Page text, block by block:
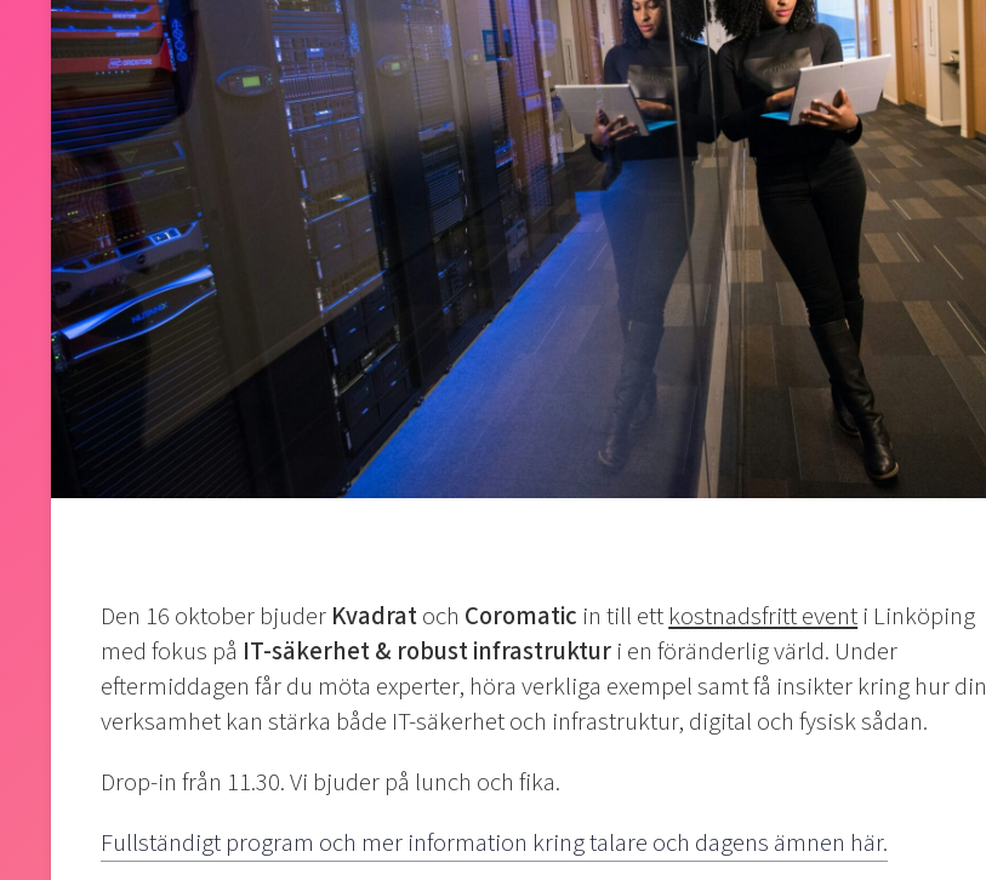
Den 16 oktober bjuder Kvadratoch Coromatic in till ett kostnadsfritt event i Linköping
med fokus på IT-säkerhet & robust infrastruktur i en föränderlig värld. Under
eftermiddagen får du möta experter, höra verkliga exempel samt få insikter kring hur din
verksamhet kan stärka både IT-säkerhet och infrastruktur, digital och fysisk sådan.
Drop-in från 11.30. Vi bjuder på lunch och fika.
Fullständigt program och mer information kring talare och dagens ämnen här.